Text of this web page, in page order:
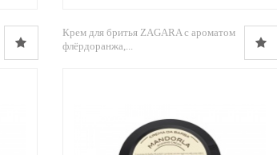
Крем для бритья ZAGARA с ароматом
флёрдоранжа,...